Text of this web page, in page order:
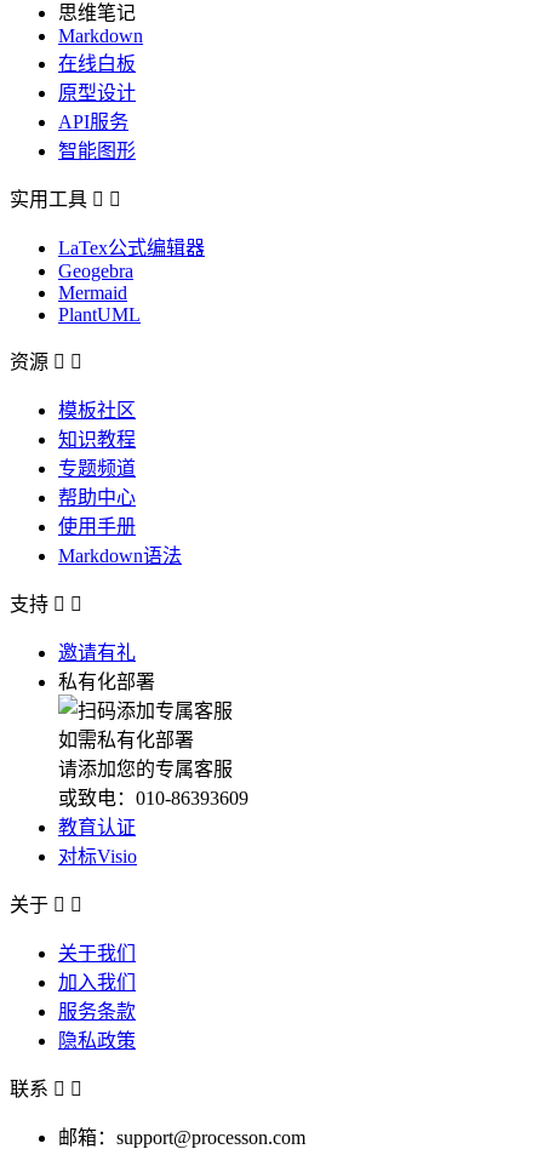
思维笔记
Markdown
在线白板
原型设计
API服务
智能图形
实用工具  
LaTex公式编辑器
Geogebra
Mermaid
PlantUML
资源  
模板社区
知识教程
专题频道
帮助中心
使用手册
Markdown语法
支持  
邀请有礼
私有化部署
如需私有化部署
请添加您的专属客服
或致电：010-86393609
教育认证
对标Visio
关于  
关于我们
加入我们
服务条款
隐私政策
联系  
邮箱：support@processon.com